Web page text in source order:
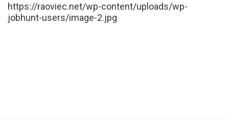
https://raoviec.net/wp-content/uploads/wp-
jobhunt-users/image-2.jpg